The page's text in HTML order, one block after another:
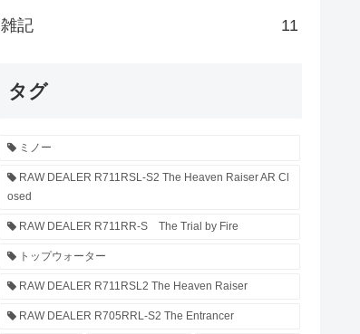
雑記 11
タグ
ミノー
RAW DEALER R711RSL-S2 The Heaven Raiser AR Cl
osed
RAW DEALER R711RR-S The Trial by Fire
トップウォーター
RAW DEALER R711RSL2 The Heaven Raiser
RAW DEALER R705RRL-S2 The Entrancer